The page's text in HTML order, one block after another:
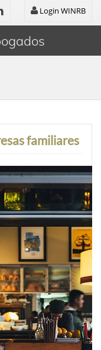
Login WINRB
familiares